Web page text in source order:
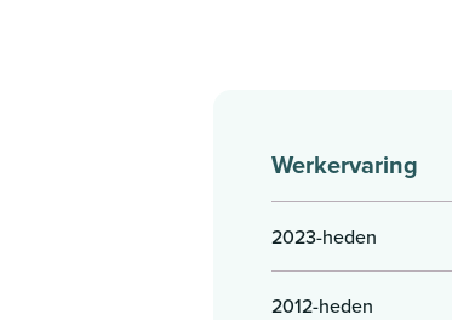
Werkervaring
2023-heden
2012-heden